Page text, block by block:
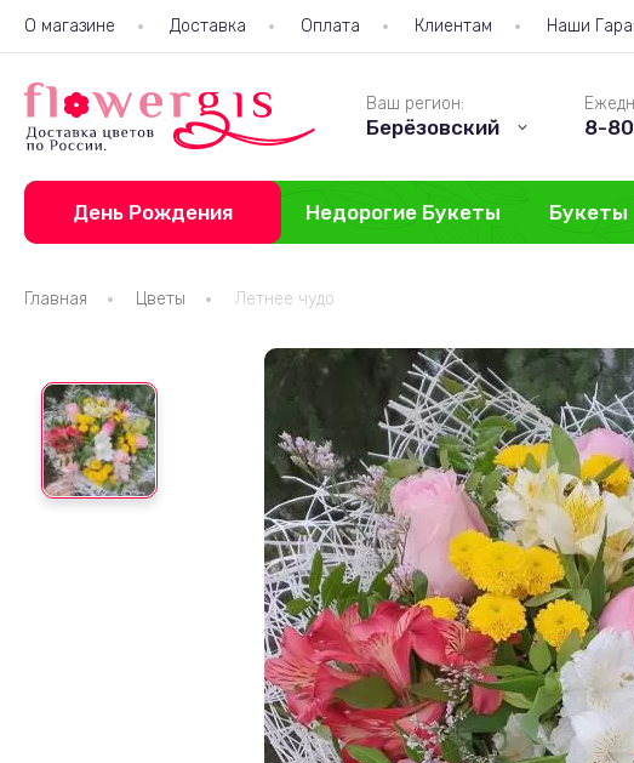
О магазине Доставка Оплата Клиентам Наши
Ваш регион:
Берёзовский 8-
День Рождения Недорогие Букеты Букеты
Главная Цветы Летнее чудо